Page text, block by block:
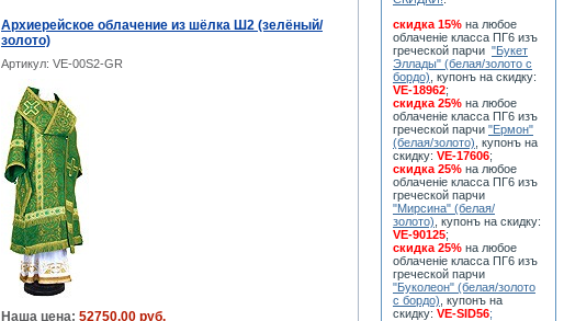
Архиерейское облачение из шёлка Ш2 (зелёный/
золото)
Артикул: VE-00S2-GR
Наша цена: 52750.00 руб.
скидка 15% на любое
облаченiе класса ПГ6 изъ
греческой парчи "Букет
Эллады" (белая/золото с
бордо) , купонъ на скидку:
VE-18962;
скидка 25% на любое
облаченiе класса ПГ6 изъ
греческой парчи "Ермон"
(белая/золото) , купонъ на
скидку: VE-17606;
скидка 25% на любое
облаченiе класса ПГ6 изъ
греческой парчи
"Мирсина" (белая/
золото) , купонъ на скидку:
VE-90125;
скидка 25% на любое
облаченiе класса ПГ6 изъ
греческой парчи
"Буколеон" (белая/золото
с бордо) , купонъ на
скидку: VE-SID56;